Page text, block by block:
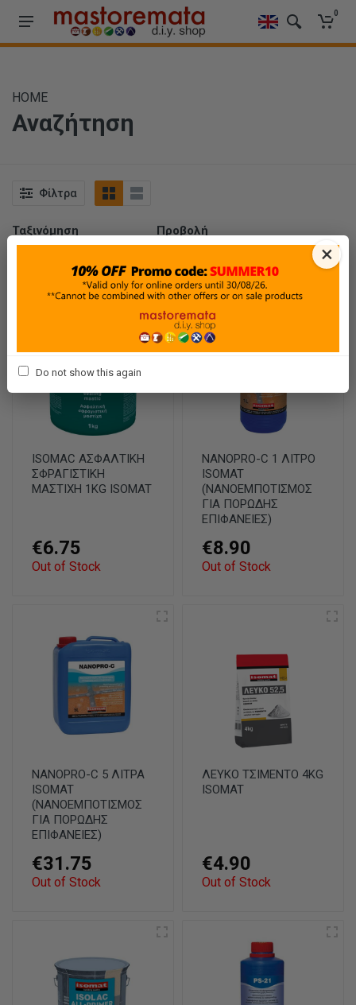
0
HOME
Αναζήτηση
Φίλτρα
Ταξινόμηση Προβολή
ISOMAC ΑΣΦΑΛΤΙΚΗ
ΣΦΡΑΓΙΣΤΙΚΗ
ΜΑΣΤΙΧΗ 1KG ISOMAT
€6.75
Out of Stock
NANOPRO-C 1 ΛΙΤΡΟ
ISOMAT
(ΝΑΝΟΕΜΠΟΤΙΣΜΟΣ
ΓΙΑ ΠΟΡΩΔΗΣ
ΕΠΙΦΑΝΕΙΕΣ)
€8.90
Out of Stock
NANOPRO-C 5 ΛΙΤΡΑ
ISOMAT
(ΝΑΝΟΕΜΠΟΤΙΣΜΟΣ
ΓΙΑ ΠΟΡΩΔΗΣ
ΕΠΙΦΑΝΕΙΕΣ)
€31.75
Out of Stock
ΛΕΥΚΟ ΤΣΙΜΕΝΤΟ 4KG
ISOMAT
€4.90
Out of Stock
×
Do not show this again